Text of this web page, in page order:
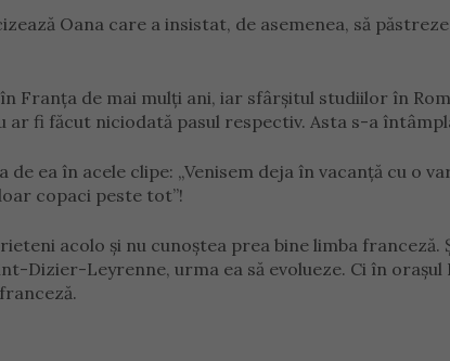
Oana care a insistat, de asemenea, să
Franța de mai mulți ani, iar sfârșitul studiilor în
fi făcut niciodată pasul respectiv. Asta s-a
ea în acele clipe: „Venisem deja în vacanță cu o
copaci peste tot”!
acolo și nu cunoștea prea bine limba franceză.
Dizier-Leyrenne, urma ea să evolueze. Ci în orașul